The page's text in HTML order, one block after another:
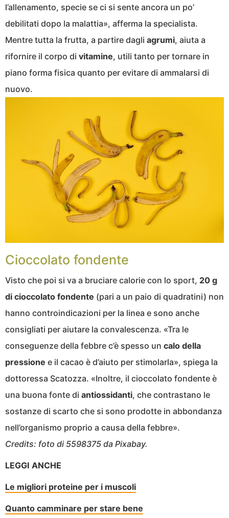
l’allenamento, specie se ci si sente ancora un po’
debilitati dopo la malattia», afferma la specialista.
Mentre tutta la frutta, a partire dagli agrumi, aiuta a
rifornire il corpo di vitamine, utili tanto per tornare in
piano forma fisica quanto per evitare di ammalarsi di
nuovo.
Cioccolato fondente
Visto che poi si va a bruciare calorie con lo sport, 20 g
di cioccolato fondente (pari a un paio di quadratini) non
hanno controindicazioni per la linea e sono anche
consigliati per aiutare la convalescenza. «Tra le
conseguenze della febbre c’è spesso un calo della
pressione e il cacao è d’aiuto per stimolarla», spiega la
dottoressa Scatozza. «Inoltre, il cioccolato fondente è
una buona fonte di antiossidanti, che contrastano le
sostanze di scarto che si sono prodotte in abbondanza
nell’organismo proprio a causa della febbre».
Credits: foto di 5598375 da Pixabay.
LEGGI ANCHE
Le migliori proteine per i muscoli
Quanto camminare per stare bene